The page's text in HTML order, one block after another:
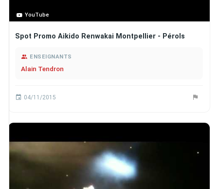
YouTube
Spot Promo Aikido Renwakai Montpellier - Pérols
ENSEIGNANTS
Alain Tendron
04/11/2015